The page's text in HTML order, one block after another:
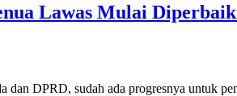
Lawas Mulai
dan DPRD, sudah ada progresnya untuk